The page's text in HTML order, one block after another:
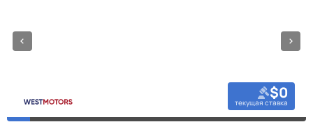
$0
текущая ставка